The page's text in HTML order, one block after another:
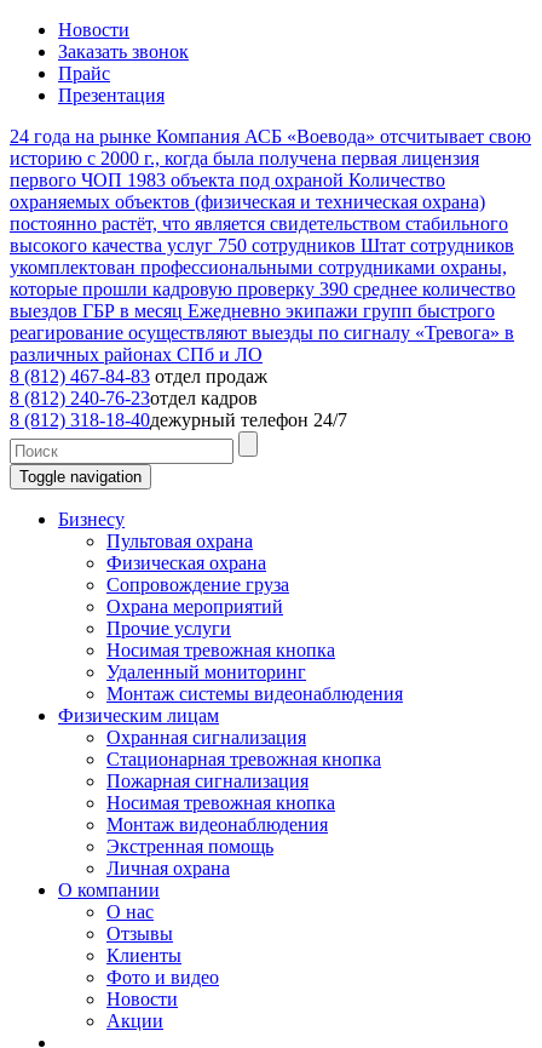
Новости
Заказать звонок
Прайс
Презентация
24 года на рынке Компания АСБ «Воевода» отсчитывает свою
историю с 2000 г., когда была получена первая лицензия
первого ЧОП 1983 объекта под охраной Количество
охраняемых объектов (физическая и техническая охрана)
постоянно растёт, что является свидетельством стабильного
высокого качества услуг 750 сотрудников Штат сотрудников
укомплектован профессиональными сотрудниками охраны,
которые прошли кадровую проверку 390 среднее количество
выездов ГБР в месяц Ежедневно экипажи групп быстрого
реагирование осуществляют выезды по сигналу «Тревога» в
различных районах СПб и ЛО
8 (812) 467-84-83 отдел продаж
8 (812) 240-76-23отдел кадров
8 (812) 318-18-40дежурный телефон 24/7
Toggle navigation
Бизнесу
Пультовая охрана
Физическая охрана
Сопровождение груза
Охрана мероприятий
Прочие услуги
Носимая тревожная кнопка
Удаленный мониторинг
Монтаж системы видеонаблюдения
Физическим лицам
Охранная сигнализация
Стационарная тревожная кнопка
Пожарная сигнализация
Носимая тревожная кнопка
Монтаж видеонаблюдения
Экстренная помощь
Личная охрана
О компании
О нас
Отзывы
Клиенты
Фото и видео
Новости
Акции